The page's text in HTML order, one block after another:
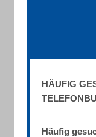
HÄUFIG
Häufig